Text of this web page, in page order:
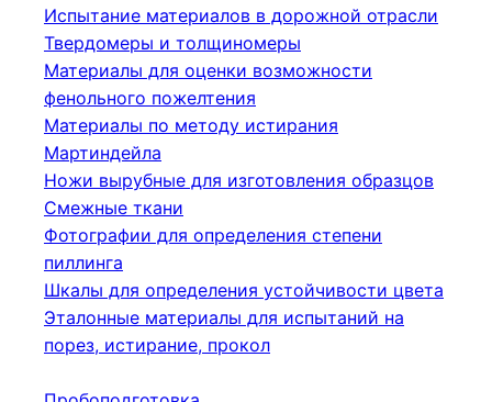
Испытание материалов в дорожной отрасли
Твердомеры и толщиномеры
Материалы для оценки возможности
фенольного пожелтения
Материалы по методу истирания
Мартиндейла
Ножи вырубные для изготовления образцов
Смежные ткани
Фотографии для определения степени
пиллинга
Шкалы для определения устойчивости цвета
Эталонные материалы для испытаний на
порез, истирание, прокол